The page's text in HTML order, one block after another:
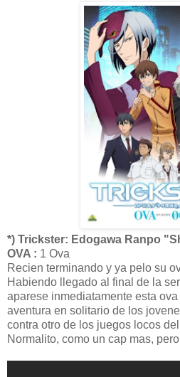
*) Trickster: Edogawa Ranpo
OVA : 1 Ova
Recien terminando y ya pelo su
Habiendo llegado al final de la
aparese inmediatamente esta
aventura en solitario de los
contra otro de los juegos locos
Normalito, como un cap mas,